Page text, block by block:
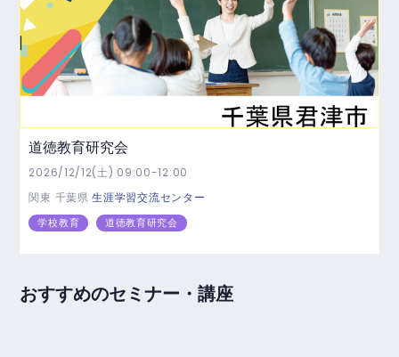
道徳教育研究会
2026/12/12(土) 09:00-12:00
関東 千葉県生涯学習交流センター
学校教育 道徳教育研究会
おすすめのセミナー・講座